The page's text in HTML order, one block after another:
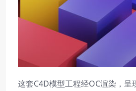
这套C4D模型工程经OC渲染，